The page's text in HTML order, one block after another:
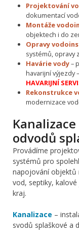
Projektování
dokumentací
Montáže
objektech i do
Opravy
systémů, opravy
Havárie vody–
havarijní výjezdy –
HAVARIJNÍ
Rekonstrukce
modernizace
odvodů
Provádíme
systémů pro
napojování objektů
vod, septiky,
kraj.
Kanalizace –
svodů splaškové a